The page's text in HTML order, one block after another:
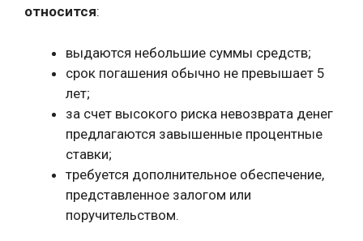
относится:
выдаются небольшие суммы средств;
срок погашения обычно не превышает 5
лет;
за счет высокого риска невозврата денег
предлагаются завышенные процентные
ставки;
требуется дополнительное обеспечение,
представленное залогом или
поручительством.